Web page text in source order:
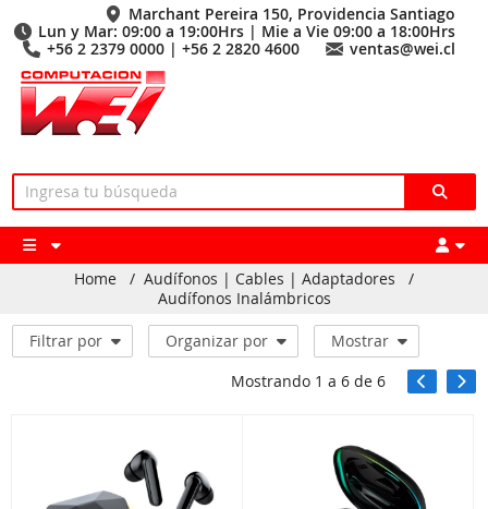
Marchant Pereira 150, Providencia Santiago
Lun y Mar: 09:00 a 19:00Hrs | Mie a Vie 09:00 a 18:00Hrs
+56 2 2379 0000 | +56 2 2820 4600
ventas@wei.cl
Home / Audífonos | Cables | Adaptadores
/
Audífonos Inalámbricos
Filtrar por Organizar por
Mostrar
Mostrando 1 a 6de 6